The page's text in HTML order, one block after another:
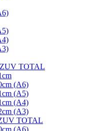
UV TOTAL
(A6)
(A5)
(A4)
(A3)
UV TOTAL
(A6)